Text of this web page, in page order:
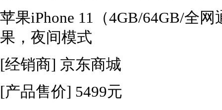
苹果iPhone 11（4GB/64GB/全
果，夜间模式
[经销商] 京东商城
[产品售价] 5499元